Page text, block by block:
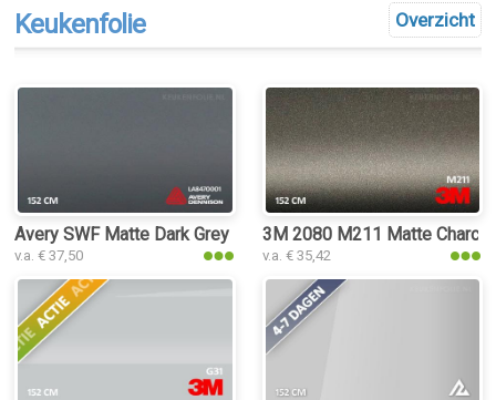
Overzicht
Keukenfolie
Avery SWF Matte Dark Grey keukenfolie
v.a. € 37,50
3M 2080 M211 Matte
v.a. € 35,42